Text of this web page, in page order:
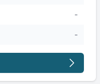
-
-